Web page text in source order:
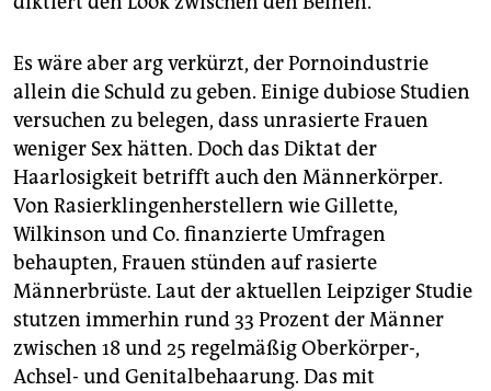
Es wäre aber arg verkürzt, der Pornoindustrie
allein die Schuld zu geben. Einige dubiose Studien
versuchen zu belegen, dass unrasierte Frauen
weniger Sex hätten. Doch das Diktat der
Haarlosigkeit betrifft auch den Männerkörper.
Von Rasierklingenherstellern wie Gillette,
Wilkinson und Co. finanzierte Umfragen
behaupten, Frauen stünden auf rasierte
Männerbrüste. Laut der aktuellen Leipziger Studie
stutzen immerhin rund 33 Prozent der Männer
zwischen 18 und 25 regelmäßig Oberkörper-,
Achsel- und Genitalbehaarung. Das mit